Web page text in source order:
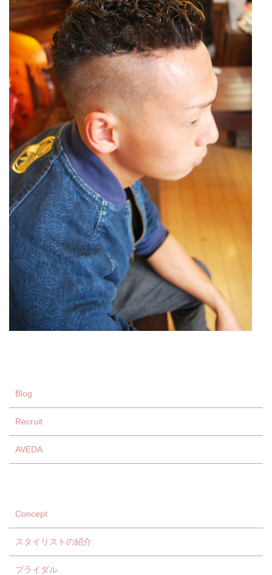
Blog
Recruit
AVEDA
Concept
スタイリストの紹介
ブライダル